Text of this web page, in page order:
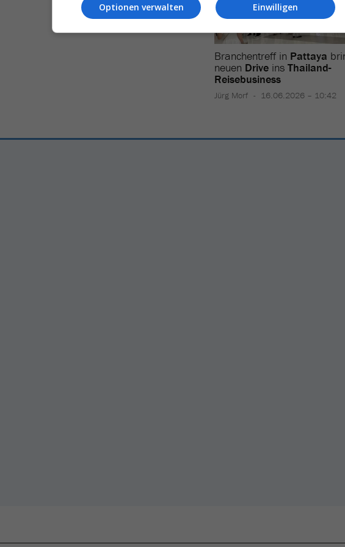
Branchentreff in Pattaya
neuen Drive ins Thailand-
Reisebusiness
Jürg Morf 16.06.2026 – 10:42
Einwilligen
Optionen verwalten